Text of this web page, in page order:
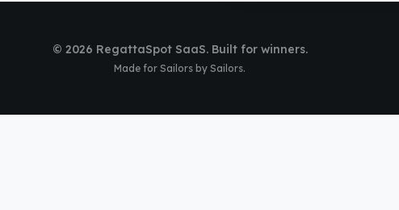
© 2026 RegattaSpot SaaS. Built for winners.
Made for Sailors by Sailors.